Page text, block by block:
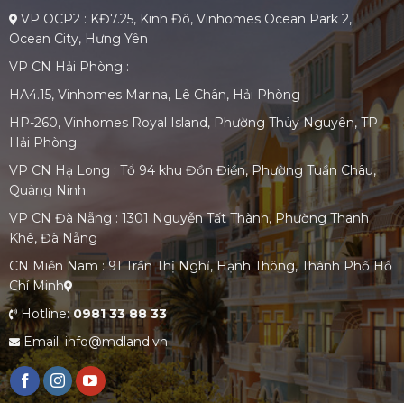
VP OCP2 : KĐ7.25, Kinh Đô, Vinhomes Ocean Park 2,
Ocean City, Hưng Yên
VP CN Hải Phòng :
HA4.15, Vinhomes Marina, Lê Chân, Hải Phòng
HP-260, Vinhomes Royal Island, Phường Thủy Nguyên, TP
Hải Phòng
VP CN Hạ Long : Tổ 94 khu Đồn Điền, Phường Tuần Châu,
Quảng Ninh
VP CN Đà Nẵng : 1301 Nguyễn Tất Thành, Phường Thanh
Khê, Đà Nẵng
CN Miền Nam : 91 Trần Thị Nghỉ, Hạnh Thông, Thành Phố Hồ
Chí Minh
Hotline:0981 33 88 33
Email: info@mdland.vn